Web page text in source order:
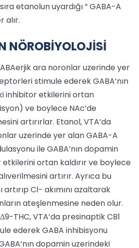
etanolun uyardığı “ GABA-A
alır.
NÖROBİYOLOJİSİ
ara noronlar uzerinde yer
stimule ederek GABA’nın
inhibitor etkilerini ortan
ve boylece NAc’de
artırırlar. Etanol, VTA’da
uzerinde yer alan GABA-A
ile GABA’nın dopamin
ortan kaldırır ve boylece
artırır. Ayrıca bu
artırıp Cl- akımını azaltarak
ateşlenmesine neden olur.
THC, VTA’da presinaptik CB1
ederek GABA inhibisyonu
dopamin uzerindeki